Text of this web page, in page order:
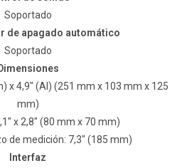
Soportado
de apagado automático
Soportado
x 4,9″ (Al) (251 mm x 103 mm x 125
mm)
x 2,8″ (80 mm x 70 mm)
de medición: 7,3″ (185 mm)
Interfaz